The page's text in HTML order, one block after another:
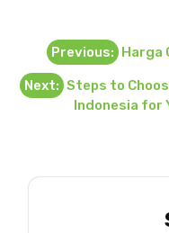
Post
navigation
Previous: Harga
Next: Steps to
Indonesia for